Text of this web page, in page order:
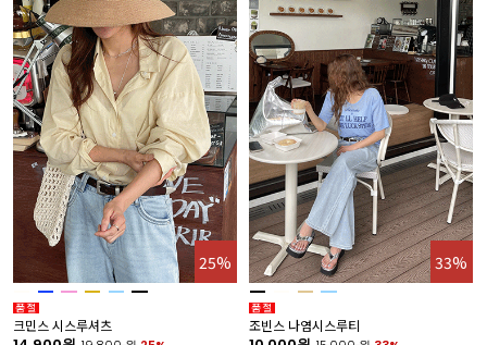
25%
크민스 시스루셔츠
33%
조빈스 나염시스루티